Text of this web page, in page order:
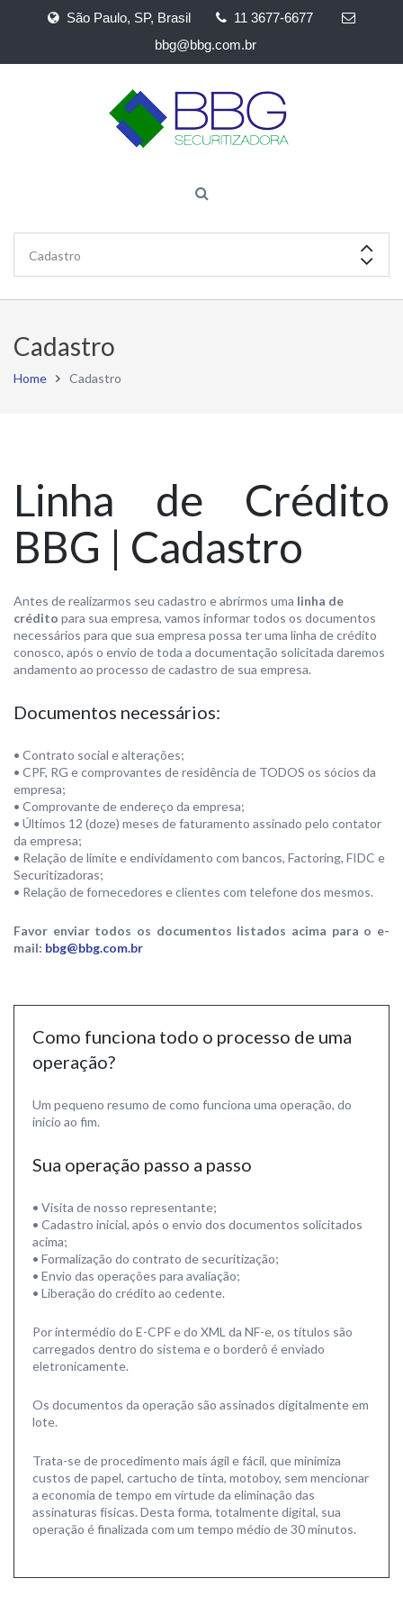
São Paulo, SP, Brasil
11 3677-6677
bbg@bbg.com.br
Cadastro
Home Cadastro
Linha de Crédito
BBG | Cadastro
Antes de realizarmos seu cadastro e abrirmos uma linha de
crédito para sua empresa, vamos informar todos os documentos
necessários para que sua empresa possa ter uma linha de crédito
conosco, após o envio de toda a documentação solicitada daremos
andamento ao processo de cadastro de sua empresa.
Documentos necessários:
• Contrato social e alterações;
• CPF, RG e comprovantes de residência de TODOS os sócios da
empresa;
• Comprovante de endereço da empresa;
• Últimos 12 (doze) meses de faturamento assinado pelo contator
da empresa;
• Relação de limite e endividamento com bancos, Factoring, FIDC e
Securitizadoras;
• Relação de fornecedores e clientes com telefone dos mesmos.
Favor enviar todos os documentos listados acima para o e-
mail: bbg@bbg.com.br
Como funciona todo o processo de uma
operação?
Um pequeno resumo de como funciona uma operação, do
início ao fim.
Sua operação passo a passo
• Visita de nosso representante;
• Cadastro inicial, após o envio dos documentos solicitados
acima;
• Formalização do contrato de securitização;
• Envio das operações para avaliação;
• Liberação do crédito ao cedente.
Por intermédio do E-CPF e do XML da NF-e, os títulos são
carregados dentro do sistema e o borderô é enviado
eletronicamente.
Os documentos da operação são assinados digitalmente em
lote.
Trata-se de procedimento mais ágil e fácil, que minimiza
custos de papel, cartucho de tinta, motoboy, sem mencionar
a economia de tempo em virtude da eliminação das
assinaturas físicas. Desta forma, totalmente digital, sua
operação é finalizada com um tempo médio de 30 minutos.